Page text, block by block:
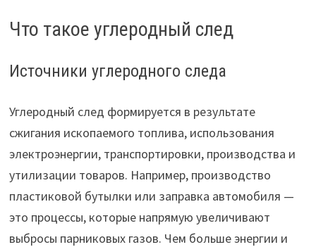
Что такое углеродный след
Источники углеродного следа
Углеродный след формируется в результате
сжигания ископаемого топлива, использования
электроэнергии, транспортировки, производства и
утилизации товаров. Например, производство
пластиковой бутылки или заправка автомобиля —
это процессы, которые напрямую увеличивают
выбросы парниковых газов. Чем больше энергии и